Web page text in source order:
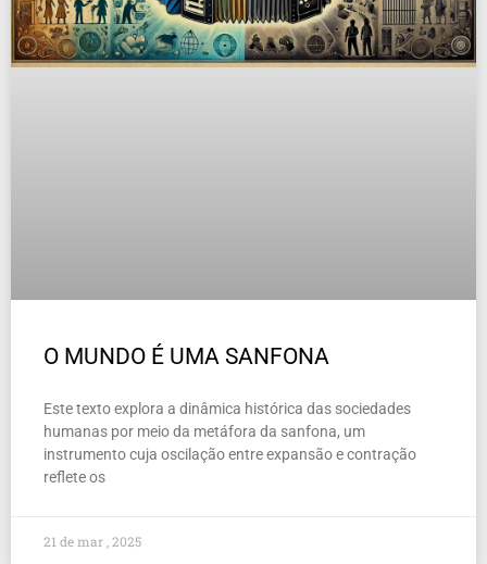
O MUNDO É UMA SANFONA
Este texto explora a dinâmica histórica das sociedades
humanas por meio da metáfora da sanfona, um
instrumento cuja oscilação entre expansão e contração
reflete os
21 de mar , 2025